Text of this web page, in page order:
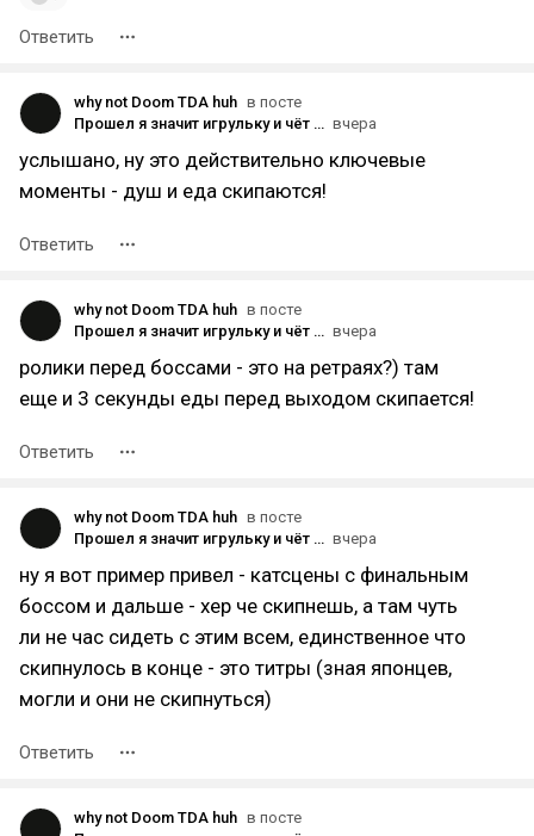
Ответить
why not Doom TDA huh в посте
Прошел я значит игрульку и чёт хз, ну сюжет полнейшее говно, умные японские разрабы еще сделали не скипаемые заставки и предлагают этой нудятиной еще и на нг + наслаждаться. Я уже молчу что брони нет, скинов нет. Боссы постоянно повторяются, хз кароч. вчера
услышано, ну это действительно ключевые
моменты - душ и еда скипаются!
Ответить
why not Doom TDA huh в посте
Прошел я значит игрульку и чёт хз, ну сюжет полнейшее говно, умные японские разрабы еще сделали не скипаемые заставки и предлагают этой нудятиной еще и на нг + наслаждаться. Я уже молчу что брони нет, скинов нет. Боссы постоянно повторяются, хз кароч. вчера
ролики перед боссами - это на ретраях?) там
еще и 3 секунды еды перед выходом скипается!
Ответить
why not Doom TDA huh в посте
Прошел я значит игрульку и чёт хз, ну сюжет полнейшее говно, умные японские разрабы еще сделали не скипаемые заставки и предлагают этой нудятиной еще и на нг + наслаждаться. Я уже молчу что брони нет, скинов нет. Боссы постоянно повторяются, хз кароч. вчера
ну я вот пример привел - катсцены с финальным
боссом и дальше - хер че скипнешь, а там чуть
ли не час сидеть с этим всем, единственное что
скипнулось в конце - это титры (зная японцев,
могли и они не скипнуться)
Ответить
why not Doom TDA huh в посте